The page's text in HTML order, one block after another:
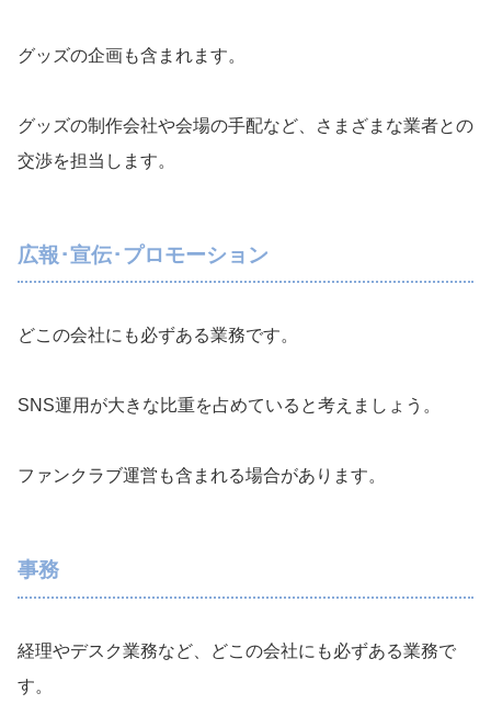
グッズの企画も含まれます。
グッズの制作会社や会場の手配など、さまざまな業者との
交渉を担当します。
広報･宣伝･プロモーション
どこの会社にも必ずある業務です。
SNS運用が大きな比重を占めていると考えましょう。
ファンクラブ運営も含まれる場合があります。
事務
経理やデスク業務など、どこの会社にも必ずある業務で
す。